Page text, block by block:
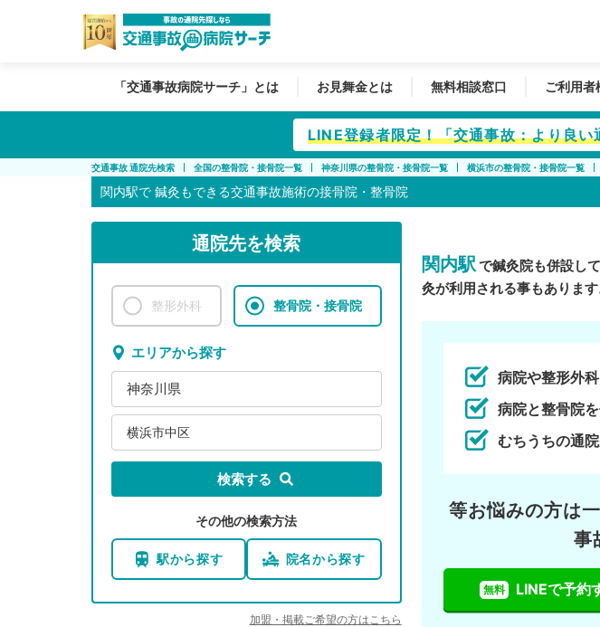
「交通事故病院サーチ」とは お見舞金とは 無料相談窓口 ご利用者
LINE登録者限定！「交通事故：より良
交通事故 通院先検索 全国の整骨院・接骨院一覧 神奈川県の整骨院・接骨院一覧 横浜市の整骨院・接骨院一覧
関内駅で 鍼灸もできる交通事故施術の接骨院・整骨院
通院先を検索
整形外科 整骨院・接骨院
エリアから探す
神奈川県
横浜市中区
検索する
その他の検索方法
駅から探す 院名から探す
加盟・掲載ご希望の方はこちら
関内駅で鍼灸院も併設し
灸が利用される事もあります
病院や整形外
病院と整骨院
むちうちの通
等お悩みの方は一
事
無料 LINEで予約